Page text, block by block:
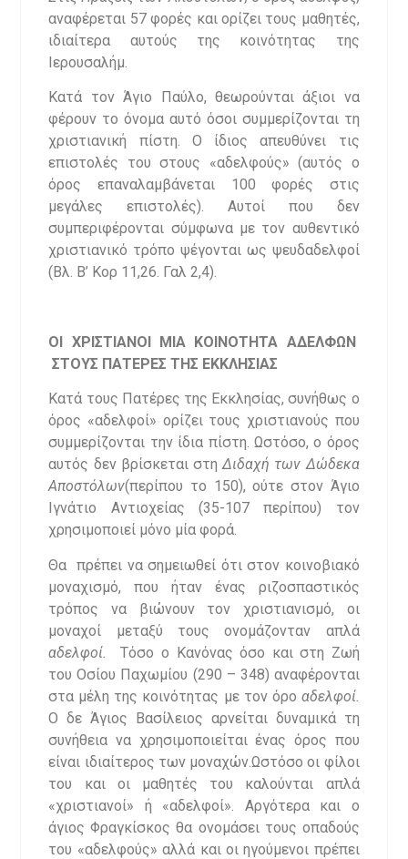
αναφέρεται 57 φορές και ορίζει τους μαθητές,
ιδιαίτερα αυτούς της κοινότητας της
Ιερουσαλήμ.
Κατά τον Άγιο Παύλο, θεωρούνται άξιοι να
φέρουν το όνομα αυτό όσοι συμμερίζονται τη
χριστιανική πίστη. Ο ίδιος απευθύνει τις
επιστολές του στους «αδελφούς» (αυτός ο
όρος επαναλαμβάνεται 100 φορές στις
μεγάλες επιστολές). Αυτοί που δεν
συμπεριφέρονται σύμφωνα με τον αυθεντικό
χριστιανικό τρόπο ψέγονται ως ψευδαδελφοί
(Βλ. Β’ Κορ 11,26. Γαλ 2,4).
ΟΙ ΧΡΙΣΤΙΑΝΟΙ ΜΙΑ ΚΟΙΝΟΤΗΤΑ ΑΔΕΛΦΩΝ
ΣΤΟΥΣ ΠΑΤΕΡΕΣ ΤΗΣ ΕΚΚΛΗΣΙΑΣ
Κατά τους Πατέρες της Εκκλησίας, συνήθως ο
όρος «αδελφοί» ορίζει τους χριστιανούς που
συμμερίζονται την ίδια πίστη. Ωστόσο, ο όρος
αυτός δεν βρίσκεται στηΔιδαχή των Δώδεκα
Αποστόλων(περίπου το 150), ούτε στον Άγιο
Ιγνάτιο Αντιοχείας (35-107 περίπου) τον
χρησιμοποιεί μόνο μία φορά.
Θα πρέπει να σημειωθεί ότι στον κοινοβιακό
μοναχισμό, που ήταν ένας ριζοσπαστικός
τρόπος να βιώνουν τον χριστιανισμό, οι
μοναχοί μεταξύ τους ονομάζονταν απλά
αδελφοί.Τόσο ο Κανόνας όσο και στη Ζωή
του Οσίου Παχωμίου (290 – 348) αναφέρονται
στα μέλη της κοινότητας με τον όρο αδελφοί.
Ο δε Άγιος Βασίλειος αρνείται δυναμικά τη
συνήθεια να χρησιμοποιείται ένας όρος που
είναι ιδιαίτερος των μοναχών.Ωστόσο οι φίλοι
του και οι μαθητές του καλούνται απλά
«χριστιανοί» ή «αδελφοί». Αργότερα και ο
άγιος Φραγκίσκος θα ονομάσει τους οπαδούς
του «αδελφούς» αλλά και οι ηγούμενοι πρέπει